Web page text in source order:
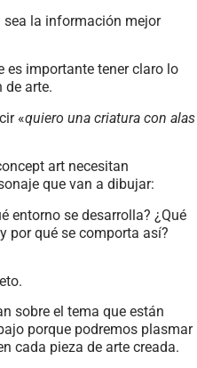
sea la información mejor
es importante tener claro lo
de arte.
«quiero una criatura con alas
art necesitan
que van a dibujar:
entorno se desarrolla? ¿Qué
por qué se comporta así?
sobre el tema que están
porque podremos plasmar
cada pieza de arte creada.